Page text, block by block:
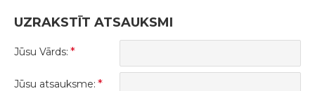
UZRAKSTĪT ATSAUKSMI
Jūsu Vārds:
Jūsu atsauksme: